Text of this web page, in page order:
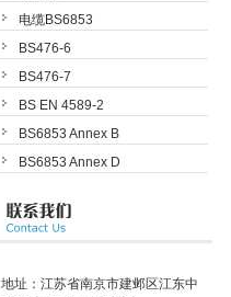
电缆BS6853
BS476-6
BS476-7
BS EN 4589-2
BS6853 Annex B
BS6853 Annex D
地址：江苏省南京市建邺区江东中